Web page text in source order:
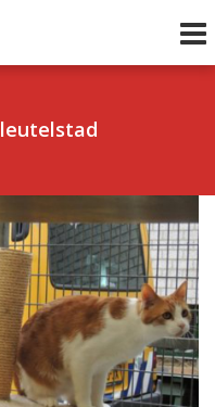
Volgend uur